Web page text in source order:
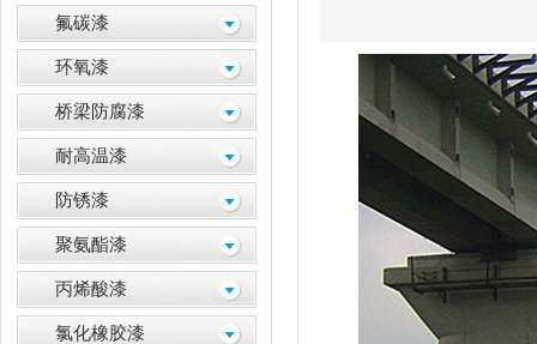
氟碳漆
环氧漆
桥梁防腐漆
耐高温漆
防锈漆
聚氨酯漆
丙烯酸漆
氯化橡胶漆